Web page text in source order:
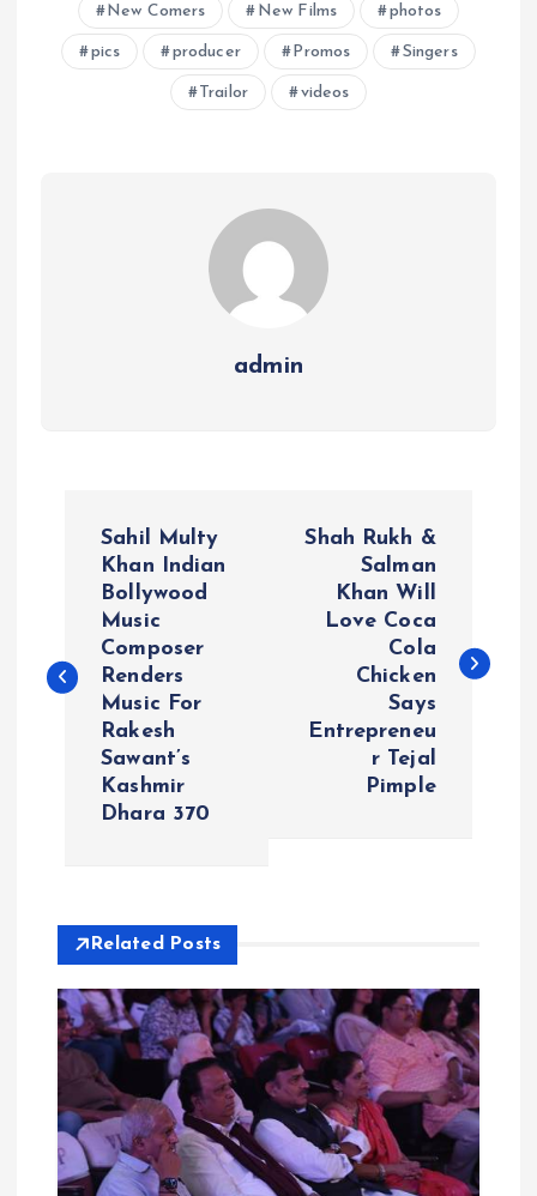
New Comers New Films photos
pics producer Promos Singers
Trailor videos
admin
t
g
a
t
Sahil Multy
Khan Indian
Bollywood
Music
Composer
Renders
Music For
Rakesh
Sawant’s
Kashmir
Dhara 370
Shah Rukh &
Salman
Khan Will
Love Coca
Cola
Chicken
Says
Entrepreneu
r Tejal
Pimple
Related Posts